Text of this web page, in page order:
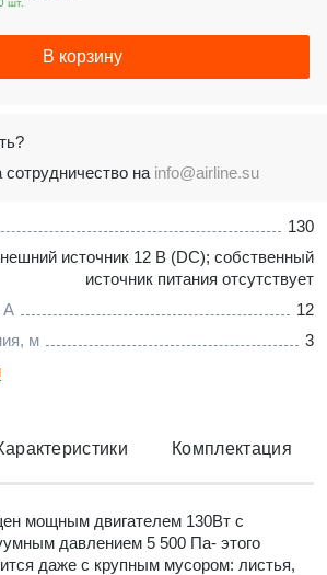
130
источник 12 В (DC); собственный
источник питания отсутствует
А
12
м
3
шт.
В корзину
сотрудничество на info@airline.su
Комплектация
мощным двигателем 130Вт с
давлением 5 500 Па- этого
даже с крупным мусором: листья,